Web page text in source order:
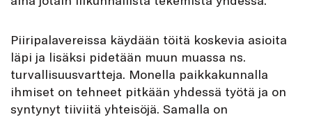
Piiripalavereissa käydään töitä koskevia asioita
läpi ja lisäksi pidetään muun muassa ns.
turvallisuusvartteja. Monella paikkakunnalla
ihmiset on tehneet pitkään yhdessä työtä ja on
syntynyt tiiviitä yhteisöjä. Samalla on